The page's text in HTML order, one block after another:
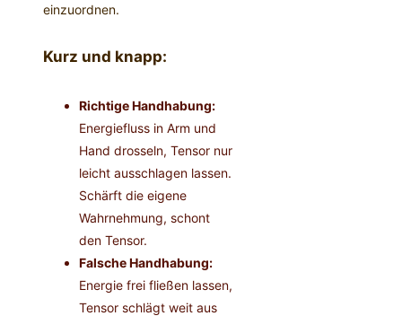
einzuordnen.
Kurz und knapp:
Richtige Handhabung:
Energiefluss in Arm und
Hand drosseln, Tensor nur
leicht ausschlagen lassen.
Schärft die eigene
Wahrnehmung, schont
den Tensor.
Falsche Handhabung:
Energie frei fließen lassen,
Tensor schlägt weit aus